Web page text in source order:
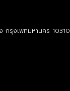
กรุงเพทมหานคร 10310